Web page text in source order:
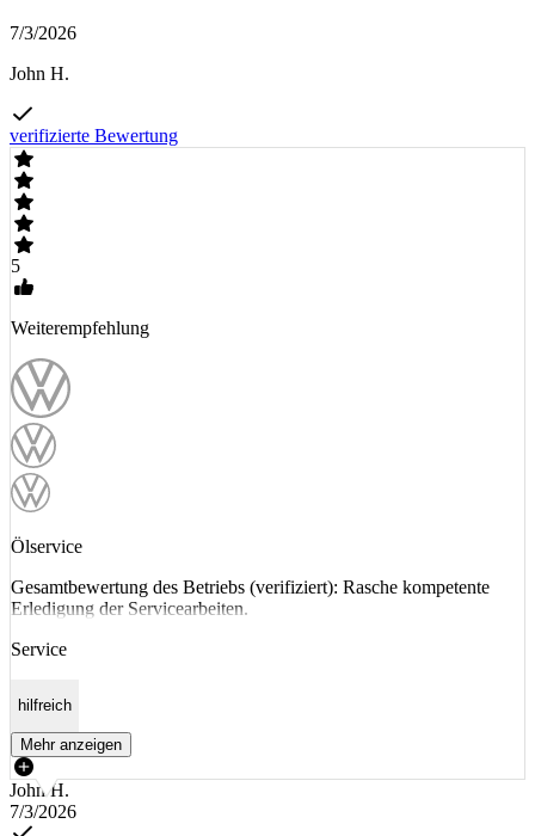
7/3/2026
John H.
verifizierte Bewertung
5
Weiterempfehlung
Ölservice
Gesamtbewertung des Betriebs (verifiziert): Rasche kompetente
Erledigung der Servicearbeiten.
Service
hilfreich
Mehr anzeigen
John H.
7/3/2026